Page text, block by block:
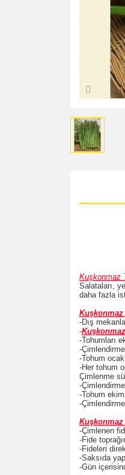
Kuşkonmaz
Salataları,
daha fazla
-Dış
-
-Tohumları
-
-Tohum
-Her tohum
Çimlenme
-
-Tohum
-
-Çimlenen
-Fide
-Fideleri
-Saksıda
-Gün